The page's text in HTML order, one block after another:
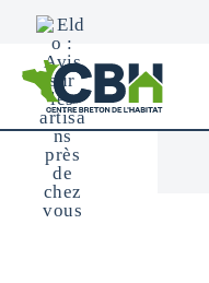
CBH
Centre
Breton
L’Habitat